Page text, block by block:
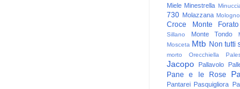
Miele Minestrella
730 Molazzana Mologno
Croce
Monte Forato
Sillano
Monte Tondo
Mosceta Mtb Non tutti
morto
Orecchiella
Jacopo
Pallavolo
Pane e le Rose
Pantarei Pasquigliora